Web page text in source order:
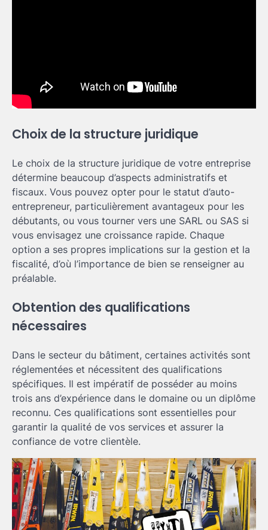
Choix de la structure juridique
Le choix de la structure juridique de votre entreprise
détermine beaucoup d’aspects administratifs et
fiscaux. Vous pouvez opter pour le statut d’auto-
entrepreneur, particulièrement avantageux pour les
débutants, ou vous tourner vers une SARL ou SAS si
vous envisagez une croissance rapide. Chaque
option a ses propres implications sur la gestion et la
fiscalité, d’où l’importance de bien se renseigner au
préalable.
Obtention des qualifications
nécessaires
Dans le secteur du bâtiment, certaines activités sont
réglementées et nécessitent des qualifications
spécifiques. Il est impératif de posséder au moins
trois ans d’expérience dans le domaine ou un diplôme
reconnu. Ces qualifications sont essentielles pour
garantir la qualité de vos services et assurer la
confiance de votre clientèle.